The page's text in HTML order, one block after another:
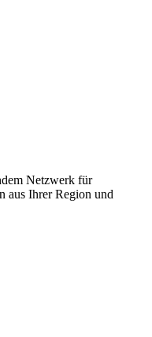
Netzwerk für
aus Ihrer Region und